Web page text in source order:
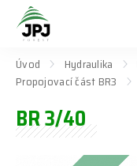
Úvod Hydraulika
Propojovací část BR3
BR 3/40